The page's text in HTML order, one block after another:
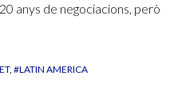
anys de negociacions, però
#LATIN AMERICA